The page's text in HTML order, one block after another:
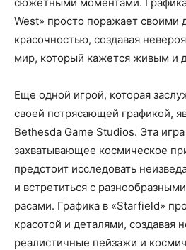
West» просто поражает своими
красочностью, создавая
мир, который кажется живым и
Еще одной игрой, которая
своей потрясающей графикой,
Bethesda Game Studios. Эта
захватывающее космическое
предстоит исследовать
и встретиться с
расами. Графика в «Starfield»
красотой и деталями, создавая
реалистичные пейзажи и